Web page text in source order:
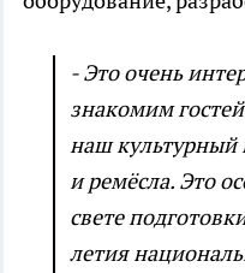
- Это очень
знакомим
наш культурный
и ремёсла. Это
свете
летия